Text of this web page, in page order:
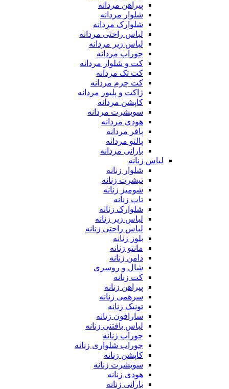
پیراهن مردانه
شلوار مردانه
شلوارک مردانه
لباس راحتی مردانه
لباس زیر مردانه
جوراب مردانه
کت و شلوار مردانه
کت تک مردانه
کت چرم مردانه
ژاکت و پلیور مردانه
کاپشن مردانه
سویشرت مردانه
هودی مردانه
پافر مردانه
پالتو مردانه
بارانی مردانه
لباس زنانه
شلوار زنانه
تیشرت زنانه
شومیز زنانه
تاپ زنانه
شلوارک زنانه
لباس زیر زنانه
لباس راحتی زنانه
بلوز زنانه
مانتو زنانه
دامن زنانه
شال و روسری
کت زنانه
پیراهن زنانه
سرهمی زنانه
تونیک زنانه
سارافون زنانه
لباس بافتنی زنانه
جوراب زنانه
جوراب شلواری زنانه
کاپشن زنانه
سویشرت زنانه
هودی زنانه
بارانی زنانه